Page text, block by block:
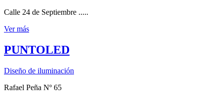
Calle 24 de Septiembre .....
Ver más
PUNTOLED
Diseño de iluminación
Rafael Peña Nº 65